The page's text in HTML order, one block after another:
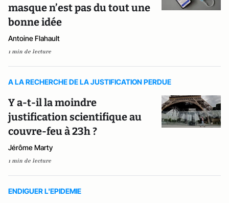
masque n’est pas du tout une
bonne idée
Antoine Flahault
1 min de lecture
A LA RECHERCHE DE LA JUSTIFICATION PERDUE
Y a-t-il la moindre
justification scientifique au
couvre-feu à 23h ?
Jérôme Marty
1 min de lecture
ENDIGUER L'EPIDEMIE